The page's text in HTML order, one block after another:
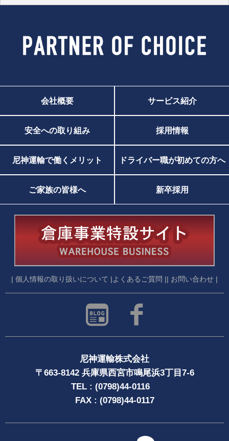
会社概要 サービス紹介
安全への取り組み 採用情報
尼神運輸で働くメリット ドライバー職が初めての方へ
ご家族の皆様へ 新卒採用
| 個人情報の取り扱いについて | よくあるご質問 | | お問い合わせ |
尼神運輸株式会社
〒663-8142 兵庫県西宮市鳴尾浜3丁目7-6
TEL : (0798)44-0116
FAX : (0798)44-0117